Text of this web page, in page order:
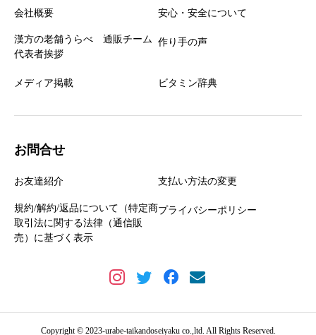
会社概要 安心・安全について
漢方の老舗うらべ 通販チーム
代表者挨拶
作り手の声
メディア掲載 ビタミン辞典
お問合せ
お友達紹介 支払い方法の変更
規約/解約/返品について（特定商
取引法に関する法律（通信販
売）に基づく表示
プライバシーポリシー
Copyright © 2023-urabe-taikandoseiyaku co.,ltd. All Rights Reserved.